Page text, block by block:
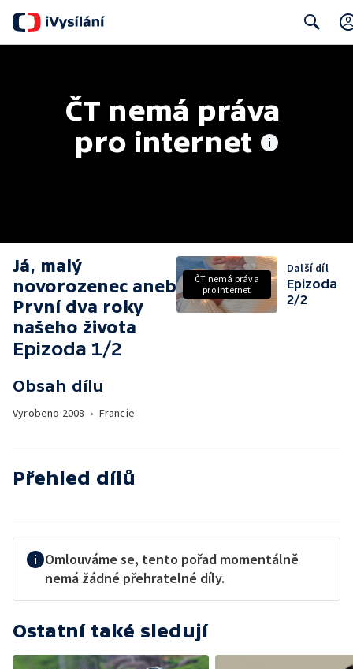
ČT nemá práva
pro internet
Já, malý
novorozenec aneb
První dva roky
našeho života
Epizoda 1/2
Obsah dílu
Vyrobeno 2008 • Francie
ČT nemá práva
pro internet
Další díl
Epizoda
2/2
Přehled dílů
Omlouváme se, tento pořad momentálně
nemá žádné přehratelné díly.
Ostatní také sledují